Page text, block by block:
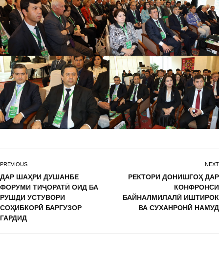
PREVIOUS
ДАР ШАҲРИ ДУШАНБЕ
ФОРУМИ ТИҶОРАТӢ ОИД БА
РУШДИ УСТУВОРИ
СОҲИБКОРӢ БАРГУЗОР
ГАРДИД
NEXT
РЕКТОРИ ДОНИШГОҲ ДАР
КОНФРОНСИ
БАЙНАЛМИЛАЛӢ ИШТИРОК
ВА СУХАНРОНӢ НАМУД